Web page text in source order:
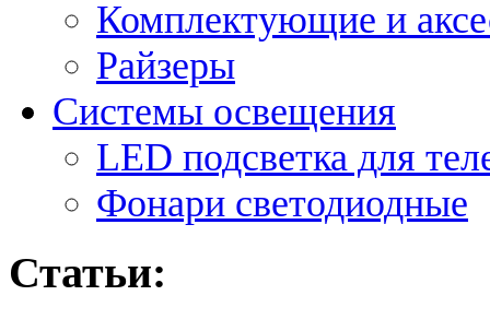
Комплектующие и
Райзеры
Системы освещения
LED подсветка для
Фонари светодиодные
Статьи: